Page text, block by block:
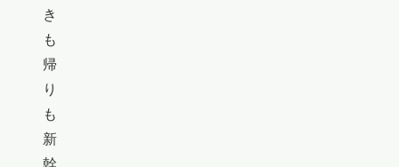
き
も
帰
り
も
新